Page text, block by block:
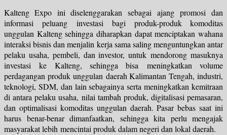
Kalteng Expo ini diselenggarakan sebagaiajang promosidan
informasi
peluang investasibagi produk-produk komoditas
unggulan Kalteng sehingga diharapkan dapat menciptakan wahana
interaksi bisnis dan menjalin kerja sama saling menguntungkan antar
pelaku usaha, pembeli, dan investor, untukmendorong masuknya
investasi ke Kalteng, sehingga bisa meningkatkan volume
perdagangan produk unggulandaerah Kalimantan Tengah, industri,
teknologi, SDM, dan lain sebagainya serta meningkatkan kemitraan
di antara pelaku usaha, nilai tambah produk, digitalisasi pemasaran,
dan optimalisasi komoditas unggulan daerah. Pasar bebas saat ini
harus benar-benar dimanfaatkan, sehingga kita perlu mengajak
masyarakat lebih mencintai produk dalam negeri dan lokal daerah.